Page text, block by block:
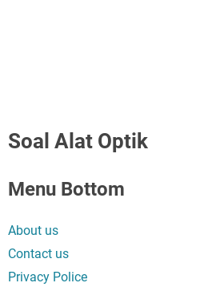
Soal Alat Optik
Menu Bottom
About us
Contact us
Privacy Police